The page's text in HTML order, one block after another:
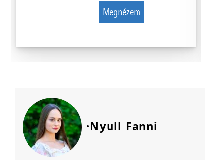
Megnézem
·Nyull Fanni